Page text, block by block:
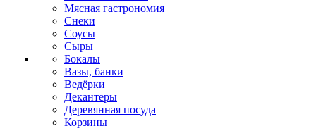
Мясная гастрономия
Снеки
Соусы
Сыры
Бокалы
Вазы, банки
Ведёрки
Декантеры
Деревянная посуда
Корзины